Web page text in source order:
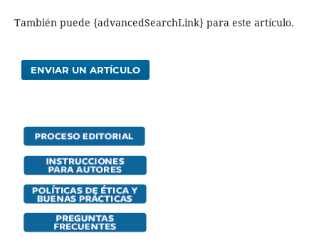
También puede {advancedSearchLink} para este artículo.
ENVIAR UN ARTÍCULO